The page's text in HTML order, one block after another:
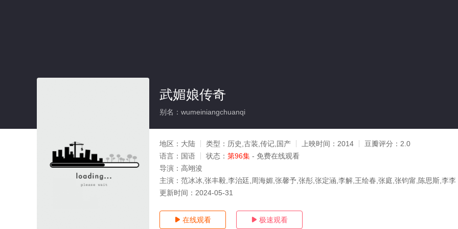
武媚娘传奇
别名：wumeiniangchuanqi
地区： 大陆 类型： 历史,古装,传记,国产 上映时间： 2014 豆瓣评分： 2.0
语言： 国语 状态： 第96集 - 免费在线观看
导演： 高翊浚
主演： 范冰冰,张丰毅,李治廷,周海媚,张馨予,张彤,张定涵,李解,王绘春,张庭,张钧甯,陈思斯,李李
更新时间： 2024-05-31
 在线观看  极速观看